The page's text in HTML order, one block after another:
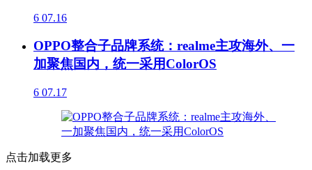
6 07.16
OPPO整合子品牌系统：realme主攻海外、一
加聚焦国内，统一采用ColorOS
6 07.17
点击加载更多